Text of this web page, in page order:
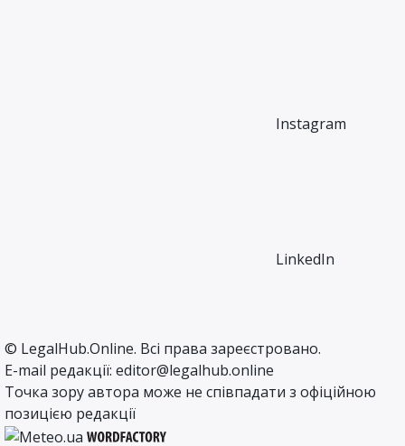
Instagram
LinkedIn
© LegalHub.Online. Всі права зареєстровано.
E-mail редакції: editor@legalhub.online
Точка зору автора може не співпадати з офіційною
позицією редакції